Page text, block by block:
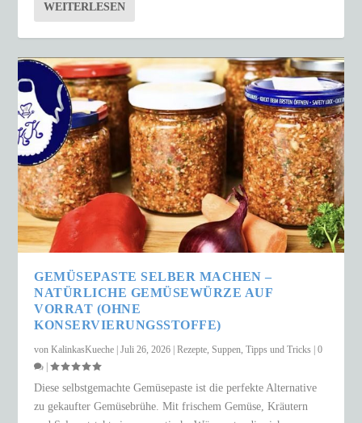
WEITERLESEN
GEMÜSEPASTE SELBER MACHEN –
NATÜRLICHE GEMÜSEWÜRZE AUF
VORRAT (OHNE
KONSERVIERUNGSSTOFFE)
vonKalinkasKueche |Juli 26, 2026 |Rezepte,Suppen,Tipps und Tricks |0
|
Diese selbstgemachte Gemüsepaste ist die perfekte Alternative
zu gekaufter Gemüsebrühe. Mit frischem Gemüse, Kräutern